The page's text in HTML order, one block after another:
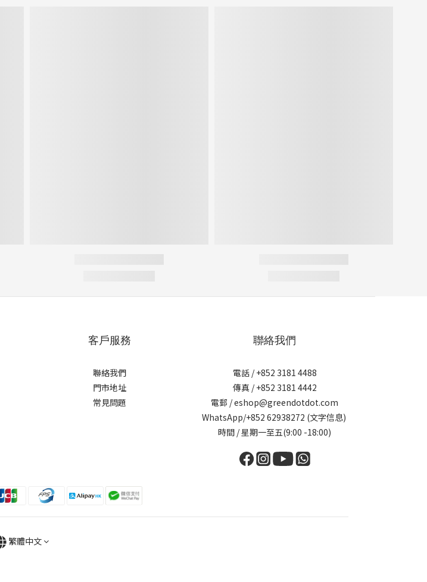
客戶服務
聯絡我們
門市地址
常見問題
聯絡我們
電話 / +852 3181 4488
傳真 / +852 3181 4442
電郵 / eshop@greendotdot.com
WhatsApp/+852 62938272 (文字信息)
時間 / 星期一至五(9:00 -18:00)
繁體中文